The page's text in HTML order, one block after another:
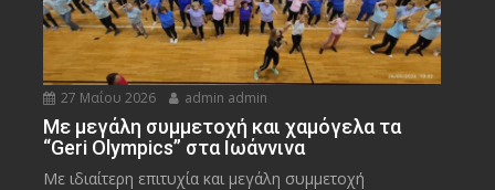
27 Μαΐου 2026 admin admin
Με μεγάλη συμμετοχή και χαμόγελα τα
“Geri Olympics” στα Ιωάννινα
Με ιδιαίτερη επιτυχία και μεγάλη συμμετοχή